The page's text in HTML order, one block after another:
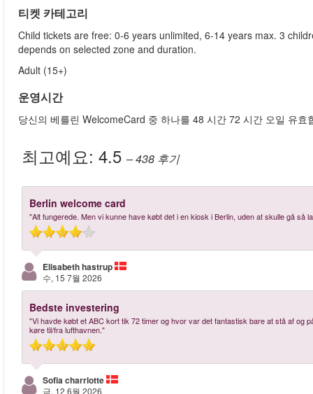
티켓 카테고리
Child tickets are free: 0-6 years unlimited, 6-14 years max. 3
depends on selected zone and duration.
Adult (15+)
운영시간
당신의 베를린 WelcomeCard 중 하나를 48 시간 72 시간 오일 유효
최고예요: 4.5 – 438 후기
Berlin welcome card
"Alt fungerede. Men vi kunne have købt det i en kiosk i Berlin, uden at skulle gå så
Elisabeth hastrup
수, 15 7월 2026
Bedste investering
"Vi havde købt et ABC kort tik 72 timer og hvor var det fantastisk bare at stå af
køre til/fra lufthavnen."
Sofia charrlotte
금, 12 6월 2026